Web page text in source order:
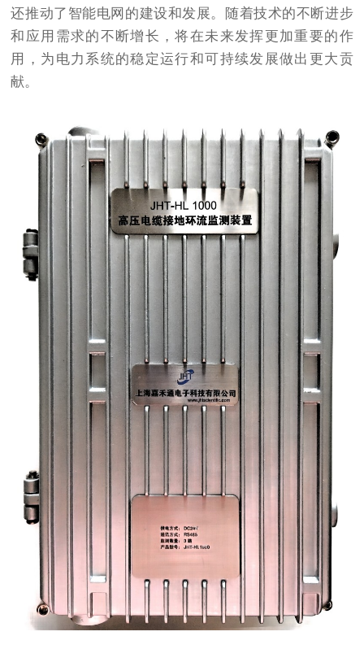
还推动了智能电网的建设和发展。随着技术的不断进步
和应用需求的不断增长，将在未来发挥更加重要的作
用，为电力系统的稳定运行和可持续发展做出更大贡
献。